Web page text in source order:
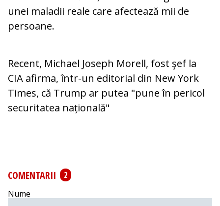
unei maladii reale care afectează mii de
persoane.
Recent, Michael Joseph Morell, fost şef la
CIA afirma, într-un editorial din New York
Times, că Trump ar putea "pune în pericol
securitatea națională"
COMENTARII
2
Nume